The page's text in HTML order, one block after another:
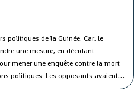
politiques de la Guinée. Car, le
une mesure, en décidant
mener une enquête contre la mort
politiques. Les opposants avaient
de diligenter une enquête, pour